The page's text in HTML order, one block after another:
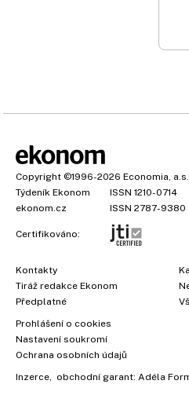
Copyright ©1996-2026 Economia, a.s.
Týdeník Ekonom
ISSN 1210-0714
ekonom.cz
ISSN 2787-9380
Certifikováno:
Kontakty
Tiráž redakce Ekonom
Předplatné
Prohlášení o cookies
Nastavení soukromí
Ochrana osobních údajů
Inzerce , obchodní garant: Adéla